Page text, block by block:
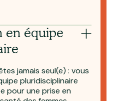
en équipe
jamais seul(e) : vous
pluridisciplinaire
pour une prise en